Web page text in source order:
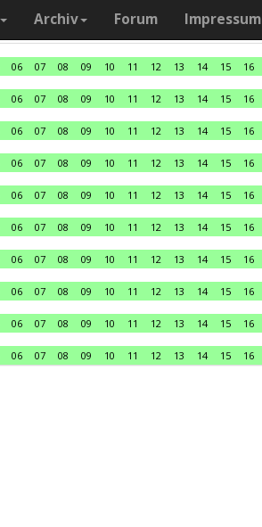
Archiv Forum Impressum
06 07 08 09 10 11 12 13 14 15 16
06 07 08 09 10 11 12 13 14 15 16
06 07 08 09 10 11 12 13 14 15 16
06 07 08 09 10 11 12 13 14 15 16
06 07 08 09 10 11 12 13 14 15 16
06 07 08 09 10 11 12 13 14 15 16
06 07 08 09 10 11 12 13 14 15 16
06 07 08 09 10 11 12 13 14 15 16
06 07 08 09 10 11 12 13 14 15 16
06 07 08 09 10 11 12 13 14 15 16